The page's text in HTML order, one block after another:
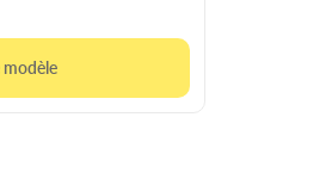
modèle